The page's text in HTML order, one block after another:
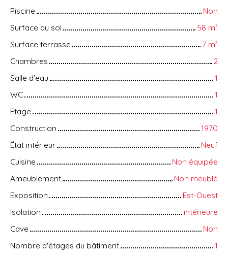
Piscine
Non
Surface au sol
58 m²
Surface terrasse
7 m²
Chambres
2
Salle d'eau
1
WC
1
Étage
1
Construction
1970
État intérieur
Neuf
Cuisine
Non équipée
Ameublement
Non meublé
Exposition
Est-Ouest
Isolation
intérieure
Cave
Non
Nombre d'étages du bâtiment
1